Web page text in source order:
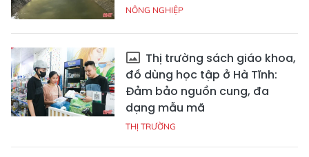
NÔNG NGHIỆP
Thị trường sách giáo khoa,
đồ dùng học tập ở Hà Tĩnh:
Đảm bảo nguồn cung, đa
dạng mẫu mã
THỊ TRƯỜNG